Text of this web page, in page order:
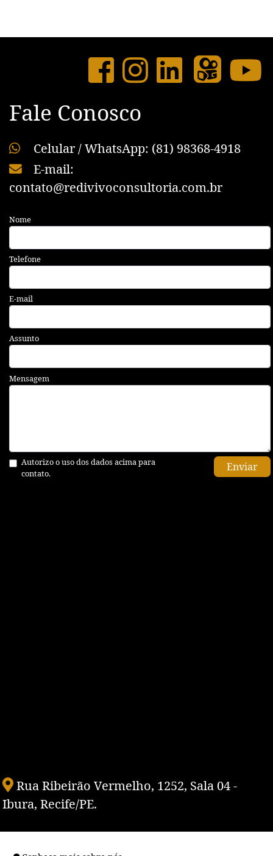
Fale Conosco
Celular / WhatsApp: (81) 98368-4918
E-mail:
contato@redivivoconsultoria.com.br
Nome
Telefone
E-mail
Assunto
Mensagem
Autorizo o uso dos dados acima para
contato.
Enviar
Rua Ribeirão Vermelho, 1252, Sala 04 -
Ibura, Recife/PE.